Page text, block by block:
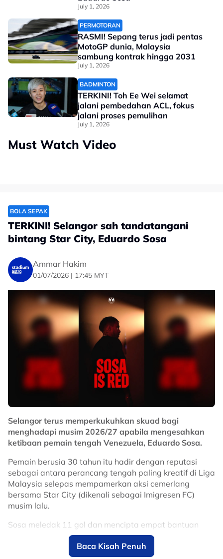
July 1, 2026
PERMOTORAN
RASMI! Sepang terus jadi pentas
MotoGP dunia, Malaysia
sambung kontrak hingga 2031
July 1, 2026
BADMINTON
TERKINI! Toh Ee Wei selamat
jalani pembedahan ACL, fokus
jalani proses pemulihan
July 1, 2026
Must Watch Video
BOLA SEPAK
TERKINI! Selangor sah tandatangani
bintang Star City, Eduardo Sosa
Ammar Hakim
01/07/2026 | 17:45 MYT
Selangor terus memperkukuhkan skuad bagi
menghadapi musim 2026/27 apabila mengesahkan
ketibaan pemain tengah Venezuela, Eduardo Sosa.
Pemain berusia 30 tahun itu hadir dengan reputasi
sebagai antara perancang tengah paling kreatif di Liga
Malaysia selepas mempamerkan aksi cemerlang
bersama Star City (dikenali sebagai Imigresen FC)
musim lalu.
Sosa meledak 11 gol dan mencipta empat bantuan
jaringan, sekali gus muncul antara pemain import
paling menyerlah dalam saingan domestik.
Baca Kisah Penuh